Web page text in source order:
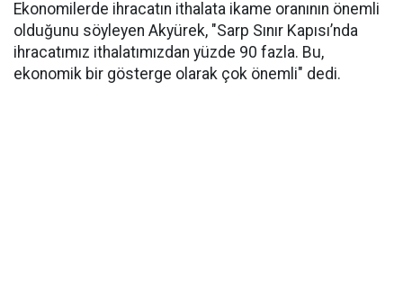
Ekonomilerde ihracatın ithalata ikame oranının önemli
olduğunu söyleyen Akyürek, "Sarp Sınır Kapısı’nda
ihracatımız ithalatımızdan yüzde 90 fazla. Bu,
ekonomik bir gösterge olarak çok önemli" dedi.